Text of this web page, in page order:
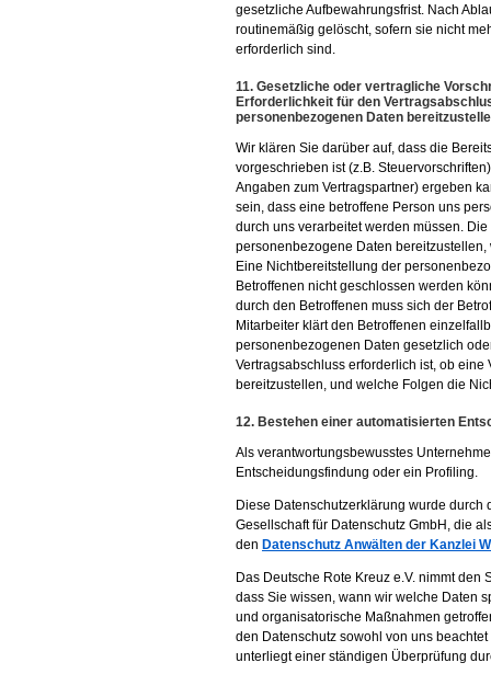
gesetzliche Aufbewahrungsfrist. Nach
routinemäßig gelöscht, sofern sie nicht
erforderlich sind.
11. Gesetzliche oder vertragliche
Erforderlichkeit für den
personenbezogenen Daten
Wir klären Sie darüber auf, dass die
vorgeschrieben ist (z.B.
Angaben zum Vertragspartner) ergeben
sein, dass eine betroffene Person uns
durch uns verarbeitet werden müssen.
personenbezogene Daten
Eine Nichtbereitstellung der
Betroffenen nicht geschlossen werden
durch den Betroffenen muss sich der
Mitarbeiter klärt den Betroffenen
personenbezogenen Daten gesetzlich
Vertragsabschluss erforderlich ist, ob
bereitzustellen, und welche Folgen die
12. Bestehen einer automatisierten
Als verantwortungsbewusstes
Entscheidungsfindung oder ein Profiling.
Diese Datenschutzerklärung wurde durch
Gesellschaft für Datenschutz GmbH, die
den Datenschutz Anwälten der Kanzlei
Das Deutsche Rote Kreuz e.V. nimmt
dass Sie wissen, wann wir welche Daten
und organisatorische Maßnahmen
den Datenschutz sowohl von uns
unterliegt einer ständigen Überprüfung